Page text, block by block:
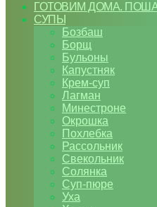
ГОТОВИМ ДОМА.
СУПЫ
Бозбаш
Борщ
Бульоны
Капустняк
Крем-суп
Лагман
Минестроне
Окрошка
Похлебка
Рассольник
Свекольник
Солянка
Суп-пюре
Уха